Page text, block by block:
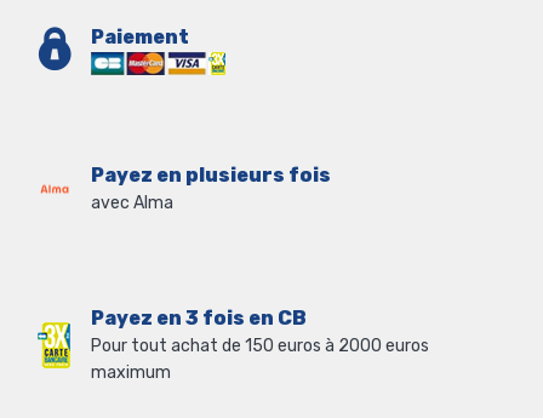
Paiement
Payez en plusieurs fois
avec Alma
Payez en 3 fois en CB
Pour tout achat de 150 euros à 2000 euros
maximum